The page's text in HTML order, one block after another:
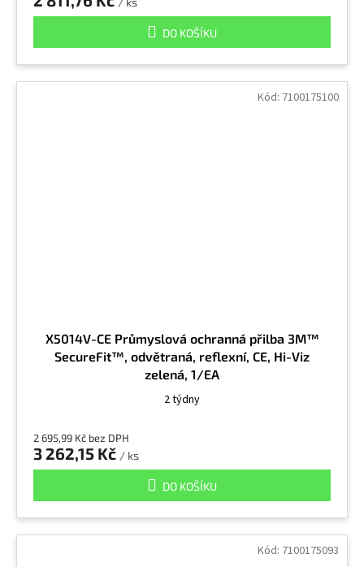
DO KOŠÍKU
X5014V-CE Průmyslová ochranná přilba 3M™
SecureFit™, odvětraná, reflexní, CE, Hi-Viz
zelená, 1/EA
2 týdny
2 695,99 Kč bez DPH
3 262,15 Kč / ks
DO KOŠÍKU
Kód: 7100175100
Kód: 7100175093